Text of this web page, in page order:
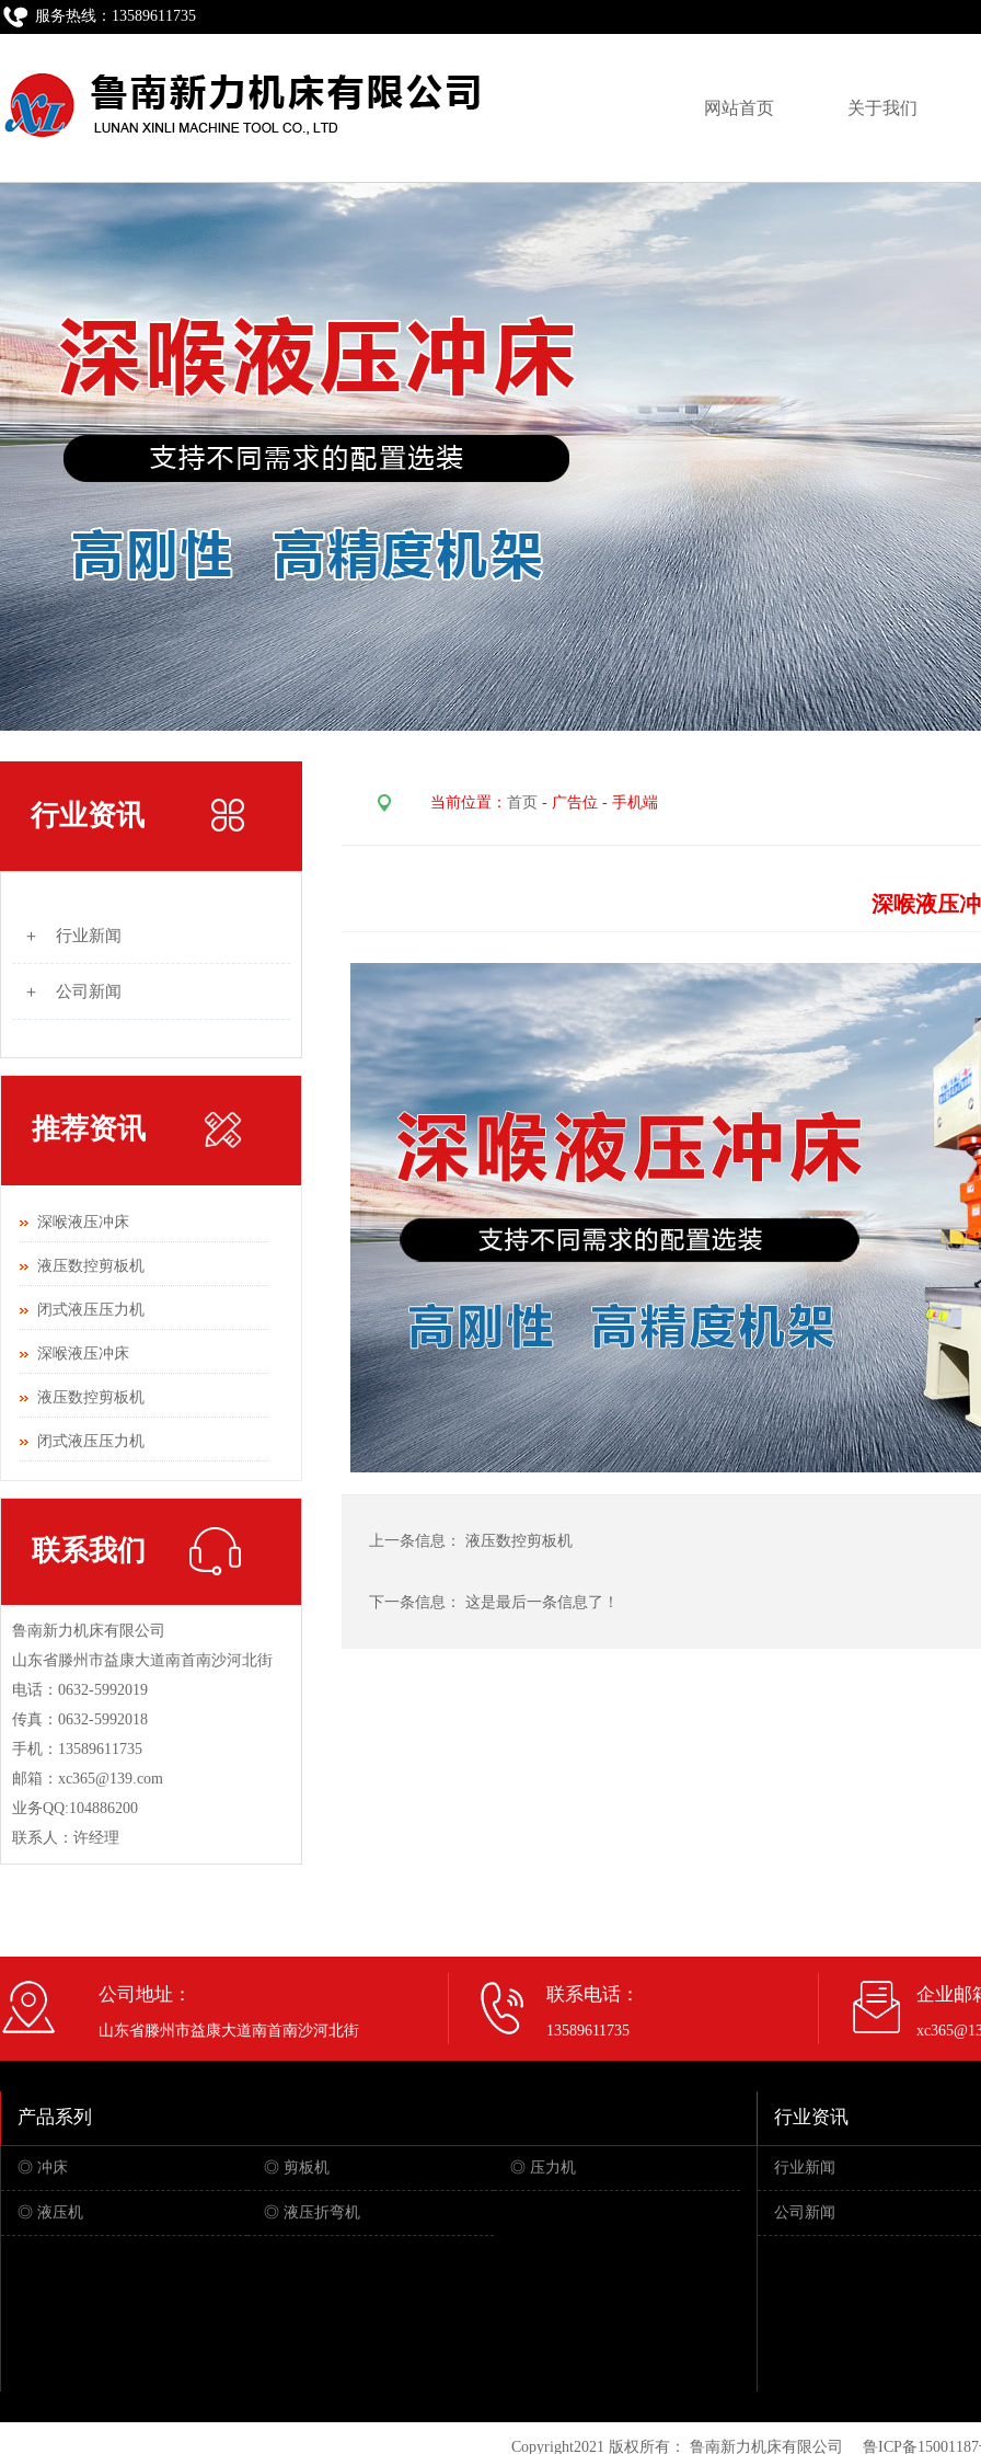
服务热线：13589611735
网站首页 关于我们
行业资讯
＋ 行业新闻
＋ 公司新闻
推荐资讯
深喉液压冲床
液压数控剪板机
闭式液压压力机
深喉液压冲床
液压数控剪板机
闭式液压压力机
联系我们
鲁南新力机床有限公司
山东省滕州市益康大道南首南沙河北街
电话：0632-5992019
传真：0632-5992018
手机：13589611735
邮箱：xc365@139.com
业务QQ:104886200
联系人：许经理
当前位置： 首页 - 广告位 - 手机端
深喉液压
上一条信息： 液压数控剪板机
下一条信息： 这是最后一条信息了！
公司地址：
山东省滕州市益康大道南首南沙河北街
联系电话：
13589611735
企业邮
产品系列 行业资讯
◎ 冲床 ◎ 剪板机 ◎ 压力机
◎ 液压机 ◎ 液压折弯机
行业新闻
公司新闻
Copyright2021 版权所有： 鲁南新力机床有限公司 鲁ICP备